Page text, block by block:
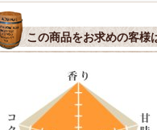
この商品をお求めの客様